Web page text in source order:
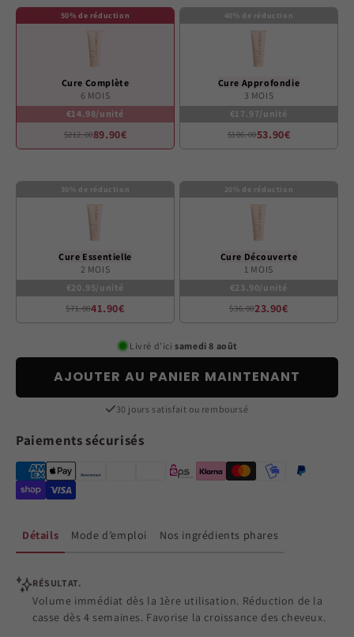
50% de réduction
Cure Complète
6 MOIS
€14.98/unité
$212.0089.90€
40% de réduction
Cure Approfondie
3 MOIS
€17.97/unité
$106.0053.90€
30% de réduction
Cure Essentielle
2 MOIS
€20.95/unité
$71.0041.90€
20% de réduction
Cure Découverte
1 MOIS
€23.90/unité
$36.0023.90€
Livré d’icisamedi 8 août
AJOUTER AU PANIER MAINTENANT
30 jours satisfait ou remboursé
Paiements sécurisés
Détails Mode d’emploi Nos ingrédients phares
RÉSULTAT.
Volume immédiat dès la 1ère utilisation. Réduction de la
casse dès 4 semaines. Favorise la croissance des cheveux.